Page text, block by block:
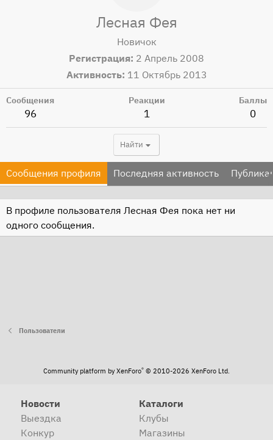
Лесная Фея
Новичок
Регистрация 2 Апрель 2008
Активность 11 Октябрь 2013
Сообщения
96
Реакции
1
Баллы
0
Найти
Сообщения профиля Последняя активность
В профиле пользователя Лесная Фея пока нет ни
одного сообщения.
Пользователи
Community platform by XenForo® © 2010-2026 XenForo Ltd.
Новости
Выездка
Конкур
Каталоги
Клубы
Магазины